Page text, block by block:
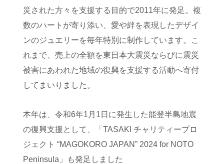
災された方々を支援する目的で2011年に発足。複
数のハートが寄り添い、愛や絆を表現したデザイ
ンのジュエリーを毎年特別に制作しています。こ
れまで、売上の全額を東日本大震災ならびに震災
被害にあわれた地域の復興を支援する活動へ寄付
してまいりました。
本年は、令和6年1月1日に発生した能登半島地震
の復興支援として、「TASAKI チャリティープロ
ジェクト “MAGOKORO JAPAN” 2024 for NOTO
Peninsula」も発足しました